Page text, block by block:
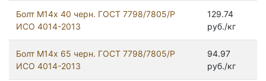
Болт М14х 40 черн. ГОСТ 7798/7805/Р
ИСО 4014-2013
129.74
руб./кг
Болт М14х 65 черн. ГОСТ 7798/7805/Р
ИСО 4014-2013
94.97
руб./кг